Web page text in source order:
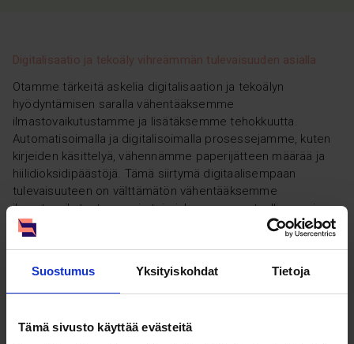
Suostumus Yksityiskohdat Tietoja
Tämä sivusto käyttää evästeitä
Digitalisaatio ja tekoäly vihreämmän tulevaisuuden asialla
Otamme tärkeitä askelia digitalisaation ja tekoälyn
hyödyntämisen saralla vähentääksemme
ilmastovaikutustamme ja lisätäksemme tehokkuutta.
Automatisoimalla ja digitalisoimalla prosessejamme, kuten
kirjeiden käsittelyä, vähennämme paperijätteen määrää ja
hiilidioksidipäästöjä. Tämä siirtymä digitaalisempaan
tulevaisuuteen on välttämätön vähentääksemme
ilmastovaikutustamme ja toimiaksemme vastuullisemmin.
Teknologiassa on potentiaalia auttaa meitä saavuttamaan
sen, että esimerkiksi datan tallentaminen tulee
muodostamaan 20 % kaikesta sähkön kulutuksesta vuoteen